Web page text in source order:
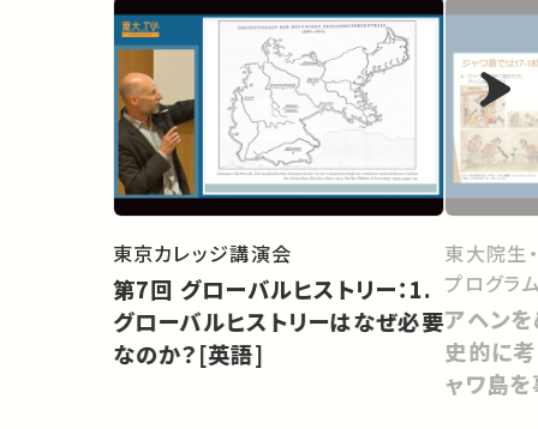
東京カレッジ講演会
第7回 グローバルヒストリー：1.
グローバルヒストリーはなぜ必要
なのか？[英語]
東大院生
プログラ
アヘン
史的に
ャワ島